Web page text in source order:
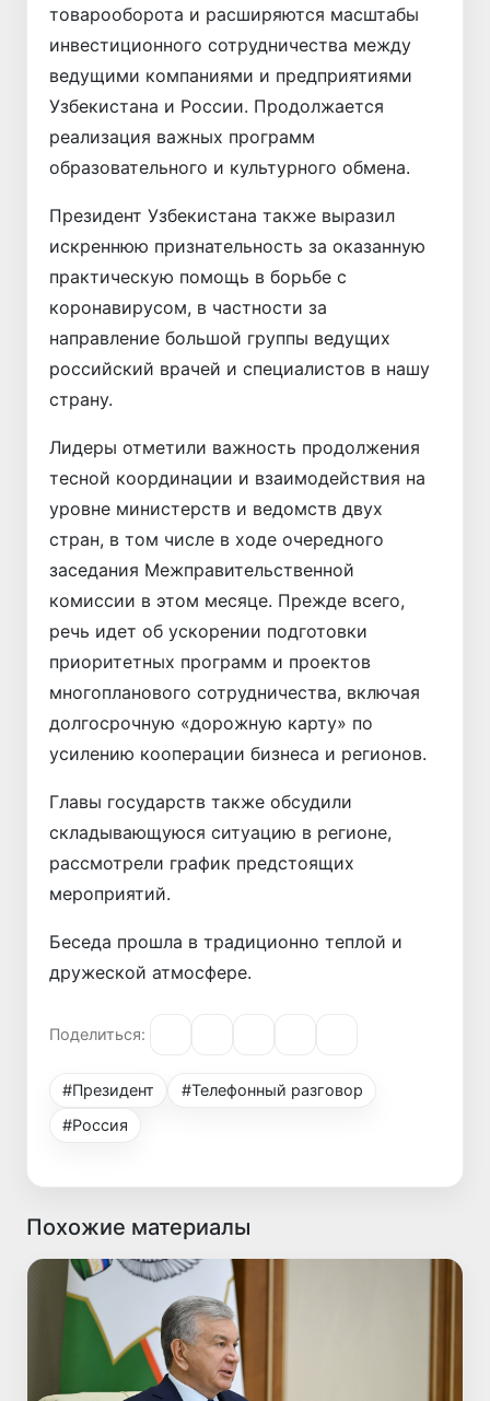
товарооборота и расширяются масштабы
инвестиционного сотрудничества между
ведущими компаниями и предприятиями
Узбекистана и России. Продолжается
реализация важных программ
образовательного и культурного обмена.
Президент Узбекистана также выразил
искреннюю признательность за оказанную
практическую помощь в борьбе с
коронавирусом, в частности за
направление большой группы ведущих
российский врачей и специалистов в нашу
страну.
Лидеры отметили важность продолжения
тесной координации и взаимодействия на
уровне министерств и ведомств двух
стран, в том числе в ходе очередного
заседания Межправительственной
комиссии в этом месяце. Прежде всего,
речь идет об ускорении подготовки
приоритетных программ и проектов
многопланового сотрудничества, включая
долгосрочную «дорожную карту» по
усилению кооперации бизнеса и регионов.
Главы государств также обсудили
складывающуюся ситуацию в регионе,
рассмотрели график предстоящих
мероприятий.
Беседа прошла в традиционно теплой и
дружеской атмосфере.
Поделиться:
#Президент
#Телефонный разговор
#Россия
Похожие материалы